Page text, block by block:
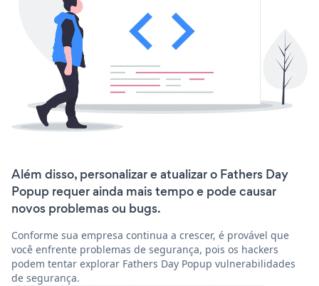
Além disso, personalizar e atualizar o Fathers Day
Popup requer ainda mais tempo e pode causar
novos problemas ou bugs.
Conforme sua empresa continua a crescer, é provável que
você enfrente problemas de segurança, pois os hackers
podem tentar explorar Fathers Day Popup vulnerabilidades
de segurança.